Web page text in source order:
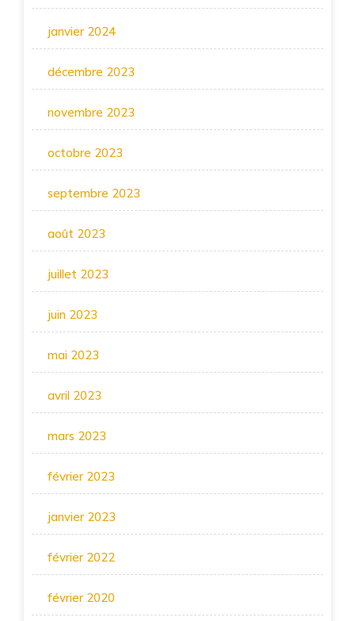
janvier 2024
décembre 2023
novembre 2023
octobre 2023
septembre 2023
août 2023
juillet 2023
juin 2023
mai 2023
avril 2023
mars 2023
février 2023
janvier 2023
février 2022
février 2020